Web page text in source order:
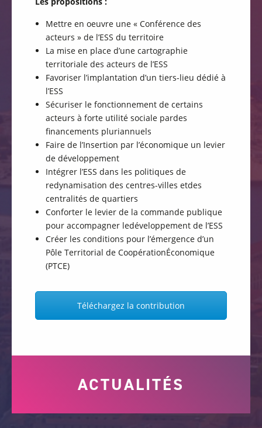
Mettre en oeuvre une « Conférence des
acteurs » de l’ESS du territoire
La mise en place d’une cartographie
territoriale des acteurs de l’ESS
Favoriser l’implantation d’un tiers-lieu dédié à
l’ESS
Sécuriser le fonctionnement de certains
acteurs à forte utilité sociale pardes
financements pluriannuels
Faire de l’Insertion par l’économique un levier
de développement
Intégrer l’ESS dans les politiques de
redynamisation des centres-villes etdes
centralités de quartiers
Conforter le levier de la commande publique
pour accompagner ledéveloppement de l’ESS
Créer les conditions pour l’émergence d’un
Pôle Territorial de CoopérationÉconomique
(PTCE)
Téléchargez la contribution
ACTUALITÉS